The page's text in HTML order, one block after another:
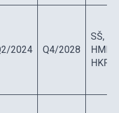
2024 Q4/2028
SŠ,
HMP,
HKP